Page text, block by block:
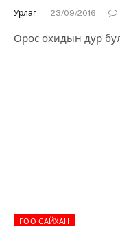
Урлаг 23/09/2016
Орос охидын дур
ГОО САЙХАН